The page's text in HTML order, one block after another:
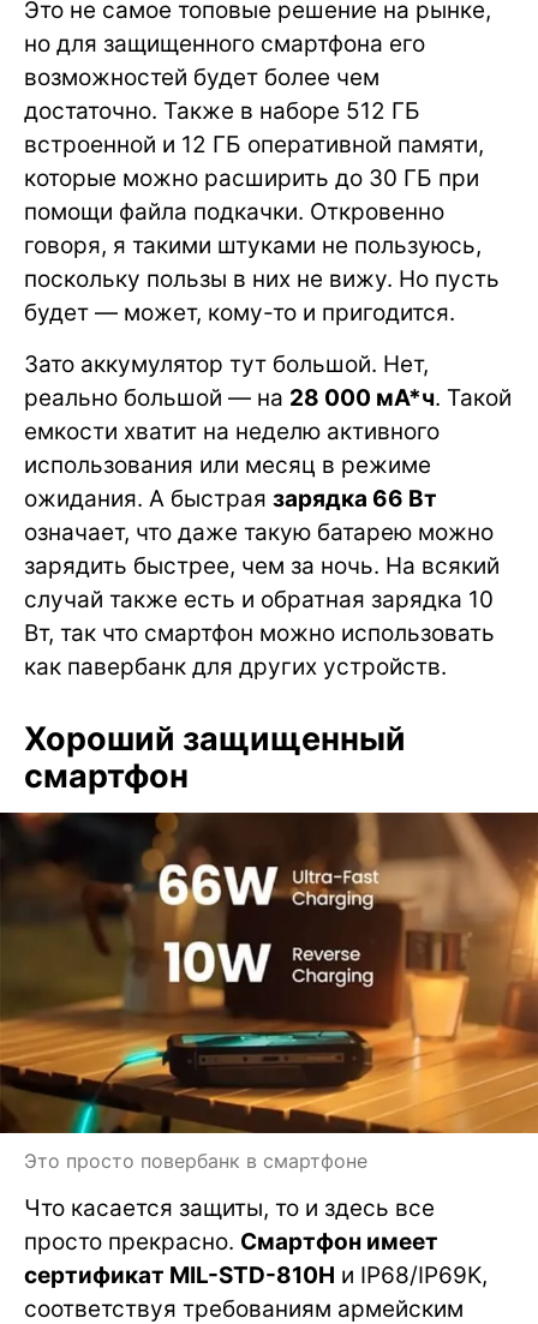
Это не самое топовые решение на рынке,
но для защищенного смартфона его
возможностей будет более чем
достаточно. Также в наборе 512 ГБ
встроенной и 12 ГБ оперативной памяти,
которые можно расширить до 30 ГБ при
помощи файла подкачки. Откровенно
говоря, я такими штуками не пользуюсь,
поскольку пользы в них не вижу. Но пусть
будет — может, кому-то и пригодится.
Зато аккумулятор тут большой. Нет,
реально большой — на 28 000 мА*ч. Такой
емкости хватит на неделю активного
использования или месяц в режиме
ожидания. А быстрая зарядка 66 Вт
означает, что даже такую батарею можно
зарядить быстрее, чем за ночь. На всякий
случай также есть и обратная зарядка 10
Вт, так что смартфон можно использовать
как павербанк для других устройств.
Хороший защищенный
смартфон
Это просто повербанк в смартфоне
Что касается защиты, то и здесь все
просто прекрасно. Смартфон имеет
сертификат MIL-STD-810H и IP68/IP69K,
соответствуя требованиям армейским